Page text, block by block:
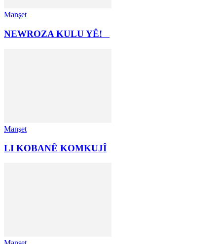
Manşet
NEWROZA KULU YÊ!
Manşet
LI KOBANÊ KOMKUJÎ